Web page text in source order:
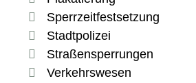
Sperrzeitfestsetzung
Stadtpolizei
Straßensperrungen
Verkehrswesen